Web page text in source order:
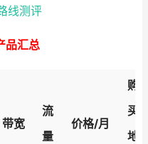
线测评
品汇总
带宽
流
量
价格/月
购
买
地